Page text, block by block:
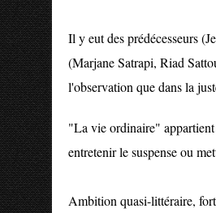
Il y eut des prédécesseurs
(Marjane Satrapi, Riad
l'observation que dans la
"La vie ordinaire"
entretenir le suspense ou
Ambition quasi-littéraire,